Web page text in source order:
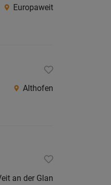
Europaweit
Althofen
an der Glan